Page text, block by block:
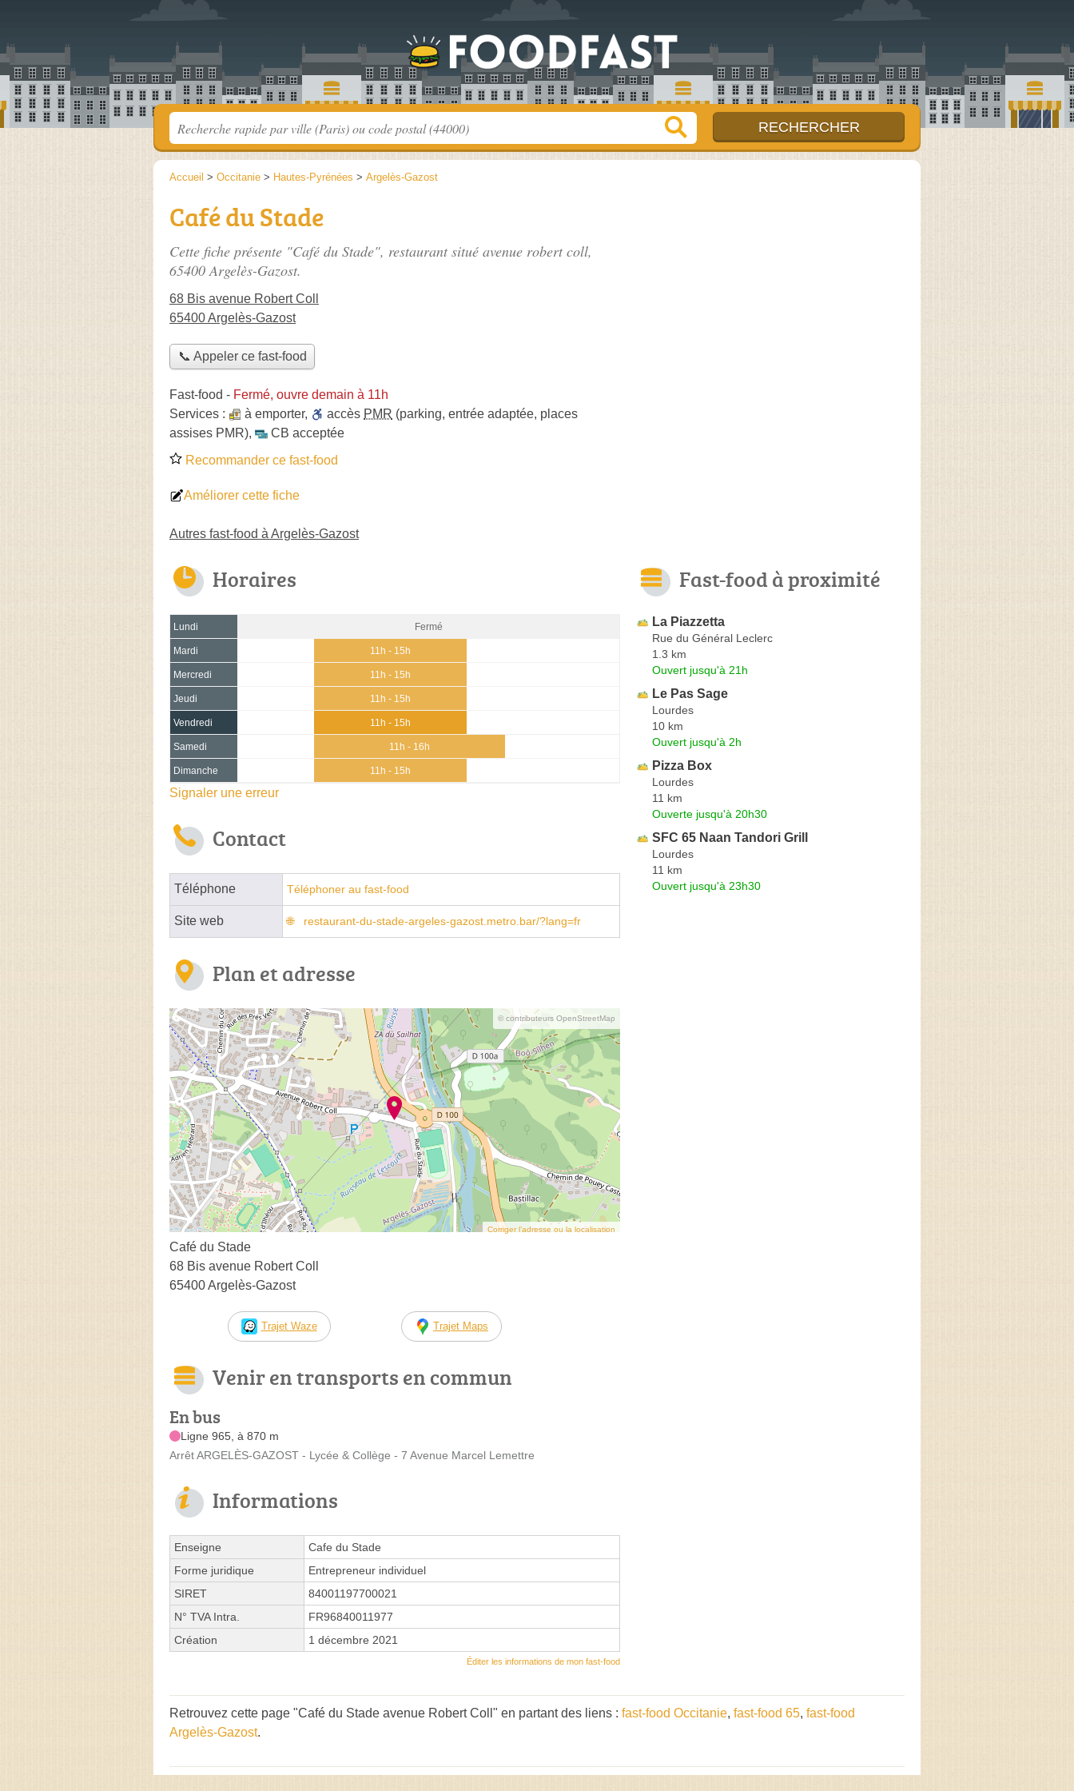
Accueil > Occitanie > Hautes-Pyrénées > Argelès-Gazost
Café du Stade
Cette fiche présente "Café du Stade", restaurant situé avenue robert coll,
65400 Argelès-Gazost.
68 Bis avenue Robert Coll
65400 Argelès-Gazost
📞 Appeler ce fast-food
Fast-food - Fermé, ouvre demain à 11h
Services :
à emporter, accès PMR (parking, entrée adaptée, places
assises PMR),
CB acceptée
Recommander ce fast-food
Améliorer cette fiche
Autres fast-food à Argelès-Gazost
Horaires
Lundi Fermé
Mardi 11h - 15h
Mercredi 11h - 15h
Jeudi 11h - 15h
Vendredi 11h - 15h
Samedi 11h - 16h
Dimanche 11h - 15h
Signaler une erreur
Contact
Téléphone Téléphoner au fast-food
Site web restaurant-du-stade-argeles-gazost.metro.bar/?lang=fr
Plan et adresse
© contributeurs OpenStreetMap
Corriger l’adresse ou la localisation
Café du Stade
68 Bis avenue Robert Coll
65400 Argelès-Gazost
Trajet Waze Trajet Maps
Venir en transports en commun
En bus
Ligne 965, à 870 m
Arrêt ARGELÈS-GAZOST - Lycée & Collège - 7 Avenue Marcel Lemettre
Informations
Enseigne
Cafe du Stade
Forme juridique
Entrepreneur individuel
SIRET
84001197700021
N° TVA Intra.
FR96840011977
Création
1 décembre 2021
Éditer les informations de mon fast-food
Fast-food à proximité
La Piazzetta
Rue du Général Leclerc
1.3 km
Ouvert jusqu'à 21h
Le Pas Sage
Lourdes
10 km
Ouvert jusqu'à 2h
Pizza Box
Lourdes
11 km
Ouverte jusqu'à 20h30
SFC 65 Naan Tandori Grill
Lourdes
11 km
Ouvert jusqu'à 23h30
Retrouvez cette page "Café du Stade avenue Robert Coll" en partant des liens : fast-food Occitanie, fast-food 65, fast-food
Argelès-Gazost.